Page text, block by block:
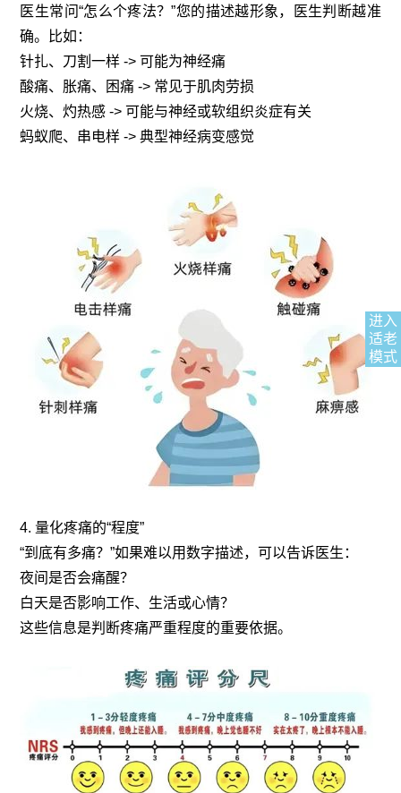
进入
适老
模式
医生常问“怎么个疼法？”您的描述越形象，医生判断越准
确。比如：
针扎、刀割一样 -> 可能为神经痛
酸痛、胀痛、困痛 -> 常见于肌肉劳损
火烧、灼热感 -> 可能与神经或软组织炎症有关
蚂蚁爬、串电样 -> 典型神经病变感觉
4. 量化疼痛的“程度”
“到底有多痛？”如果难以用数字描述，可以告诉医生：
夜间是否会痛醒？
白天是否影响工作、生活或心情？
这些信息是判断疼痛严重程度的重要依据。